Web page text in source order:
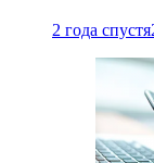
2 года спустя